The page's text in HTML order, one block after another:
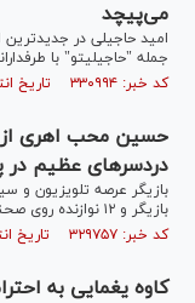
می‌پیچد
امید حاجیلی در
جمله "حاجیلیتو" با
کد خبر: ۳۳۰۹۹۴ تاریخ انتشار : ۱۳۹۶/۰۴/۳۰
حسین محب اهری
دردسرهای عظیم در
بازیگر و ۱۲ نوازنده روی صحنه می‌رود، از پیگیری درمان خود سخن گفت.
کد خبر: ۳۲۹۷۵۷ تاریخ انتشار : ۱۳۹۶/۰۴/۲۷
کاوه یغمایی به